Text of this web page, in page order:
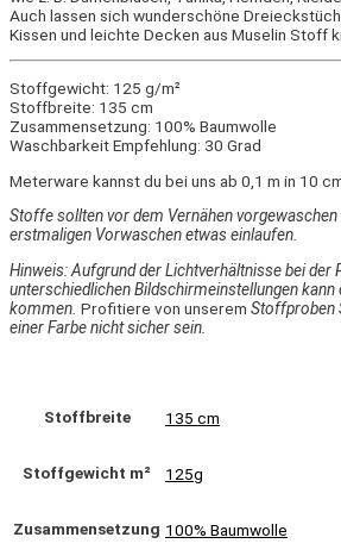
Auch lassen sich wunderschöne
Kissen und leichte Decken aus Muselin Stoff
Stoffgewicht: 125 g/m²
Stoffbreite: 135 cm
Zusammensetzung: 100% Baumwolle
Waschbarkeit Empfehlung: 30 Grad
Meterware kannst du bei uns ab 0,1 m in 10
Stoffe sollten vor dem Vernähen
erstmaligen Vorwaschen etwas einlaufen.
Hinweis: Aufgrund der Lichtverhältnisse bei der
unterschiedlichen Bildschirmeinstellungen kann
kommen. Profitiere von unserem Stoffproben
einer Farbe nicht sicher sein.
Stoffbreite 135 cm
Stoffgewicht m² 125g
Zusammensetzung 100% Baumwolle